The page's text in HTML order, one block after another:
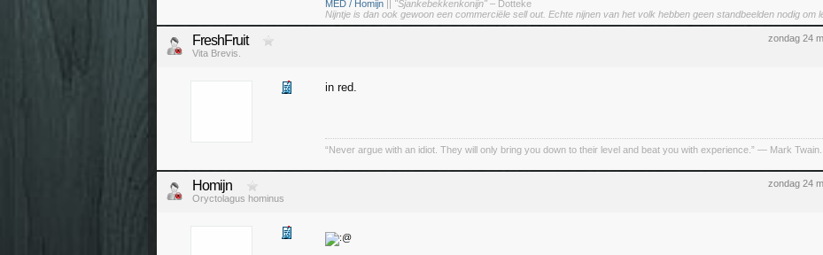
MED / Homijn || "Sjankebekkenkonijn" – Dotteke
Nijntje is dan ook gewoon een commerciële sell out. Echte nijnen van het volk hebben geen standbeelden nodig om
zondag 24
FreshFruit
Vita Brevis.
in red.
“Never argue with an idiot. They will only bring you down to their level and beat you with experience.” ― Mark Twain.
zondag 24
Homijn
Oryctolagus hominus